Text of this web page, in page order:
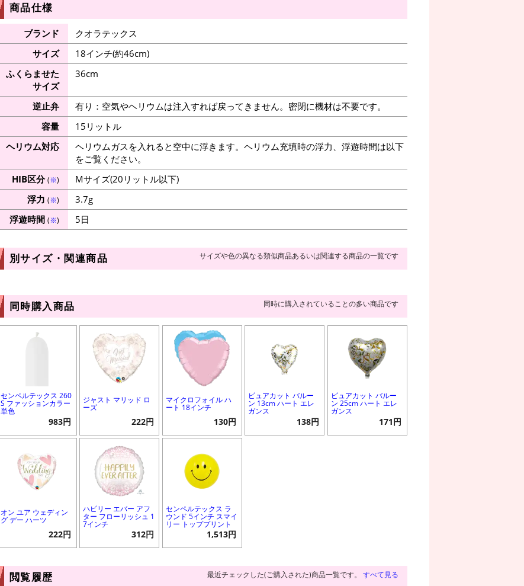
商品仕様
ブランド
クオラテックス
サイズ
18インチ(約46cm)
ふくらませた
サイズ
36cm
逆止弁
有り：空気やヘリウムは注入すれば戻ってきません。密閉に機材は不要です。
容量
15リットル
ヘリウム対応
ヘリウムガスを入れると空中に浮きます。ヘリウム充填時の浮力、浮遊時間は以下
をご覧ください。
HIB区分(※)
Mサイズ(20リットル以下)
浮力 (※)
3.7g
浮遊時間 (※) 5日
別サイズ・関連商品 サイズや色の異なる類似商品あるいは関連する商品の一覧です
同時購入商品 同時に購入されていることの多い商品です
センペルテックス 260
S ファッションカラー
単色
983円
ジャスト マリッド ロ
ーズ
222円
マイクロフォイル ハ
ート 18インチ
130円
ピュアカット バルー
ン 13cm ハート エレ
ガンス
138円
ピュアカット バルー
ン 25cm ハート エレ
ガンス
171円
オン ユア ウェディン
グ デー ハーツ
222円
ハピリー エバー アフ
ター フローリッシュ 1
7インチ
312円
センペルテックス ラ
ウンド 5インチ スマイ
リー トッププリント
1,513円
閲覧履歴 最近チェックした(ご購入された)商品一覧です。 すべて見る